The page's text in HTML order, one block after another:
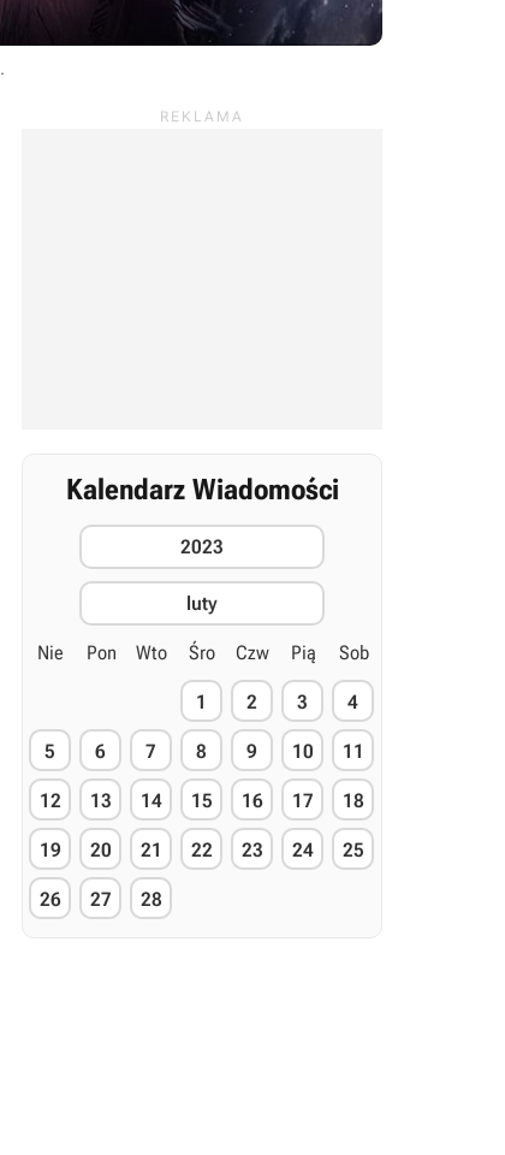
.
Kalendarz Wiadomości
2023
luty
Nie Pon Wto Śro Czw Pią Sob
1 2 3 4
5 6 7 8 9 10 11
12 13 14 15 16 17 18
19 20 21 22 23 24 25
26 27 28